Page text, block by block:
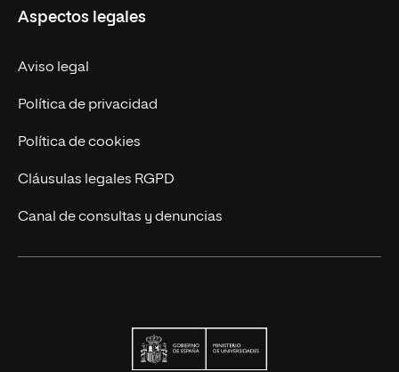
Trabaja en UNIR
Actualidad UNIR
Contáctanos
Aspectos legales
Aviso legal
Política de privacidad
Política de cookies
Cláusulas legales RGPD
Canal de consultas y denuncias